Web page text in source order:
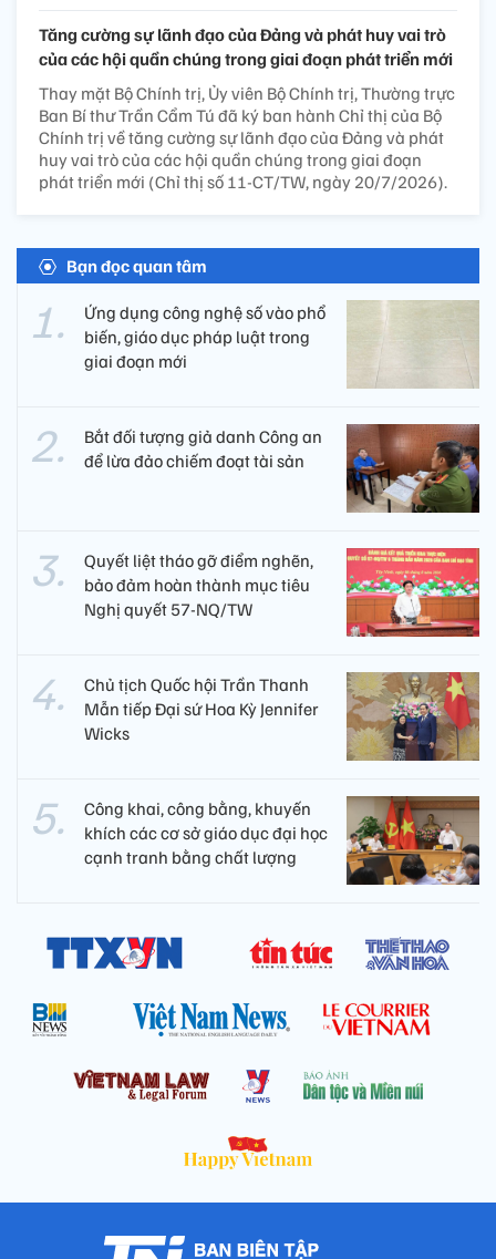
Tăng cường sự lãnh đạo của Đảng và phát huy vai trò
của các hội quần chúng trong giai đoạn phát triển mới
Thay mặt Bộ Chính trị, Ủy viên Bộ Chính trị, Thường trực
Ban Bí thư Trần Cẩm Tú đã ký ban hành Chỉ thị của Bộ
Chính trị về tăng cường sự lãnh đạo của Đảng và phát
huy vai trò của các hội quần chúng trong giai đoạn
phát triển mới (Chỉ thị số 11-CT/TW, ngày 20/7/2026).
Bạn đọc quan tâm
Ứng dụng công nghệ số vào phổ
biến, giáo dục pháp luật trong
giai đoạn mới
Bắt đối tượng giả danh Công an
để lừa đảo chiếm đoạt tài sản
Quyết liệt tháo gỡ điểm nghẽn,
bảo đảm hoàn thành mục tiêu
Nghị quyết 57-NQ/TW
Chủ tịch Quốc hội Trần Thanh
Mẫn tiếp Đại sứ Hoa Kỳ Jennifer
Wicks
Công khai, công bằng, khuyến
khích các cơ sở giáo dục đại học
cạnh tranh bằng chất lượng​